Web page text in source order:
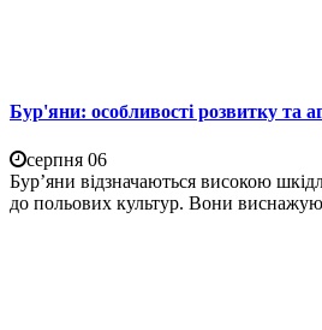
Бур'яни: особливості розвитку та
серпня 06
Бур’яни відзначаються високою
до польових культур. Вони